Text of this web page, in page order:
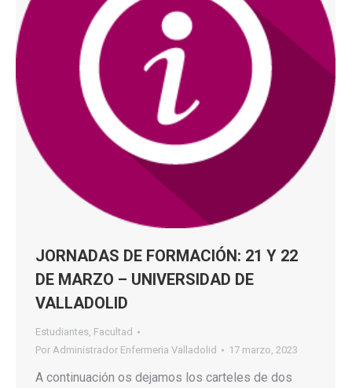
JORNADAS DE FORMACIÓN: 21 Y 22
DE MARZO – UNIVERSIDAD DE
VALLADOLID
Estudiantes, Facultad
Por Administrador Enfermeria Valladolid 17 marzo, 2023
A continuación os dejamos los carteles de dos